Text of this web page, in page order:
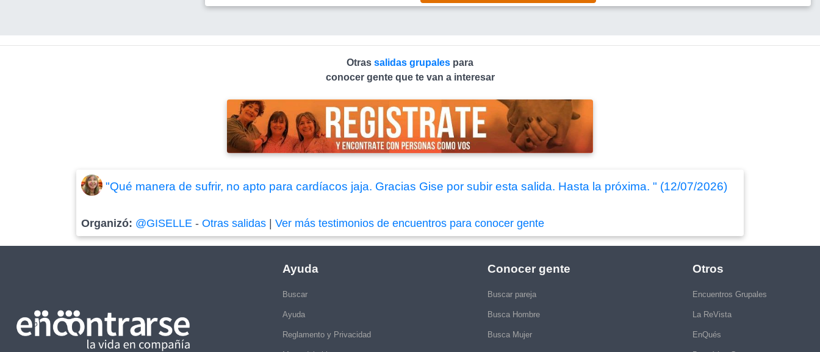
Otras salidas grupales para
conocer gente que te van a interesar
"Qué manera de sufrir, no apto para cardíacos jaja. Gracias Gise por subir esta salida. Hasta la próxima. " (12/07/2026)
Organizó: @GISELLE -Otras salidas |Ver más testimonios de encuentros para conocer gente
Ayuda
Buscar
Ayuda
Reglamento y Privacidad
Conocer gente
Buscar pareja
Busca Hombre
Busca Mujer
Otros
Encuentros Grupales
La ReVista
EnQués